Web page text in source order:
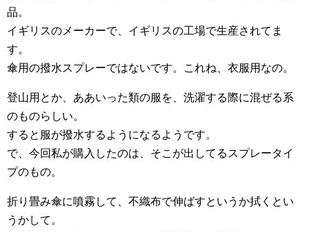
品。
イギリスのメーカーで、イギリスの工場で生産されてま
す。
傘用の撥水スプレーではないです。これね、衣服用なの。
登山用とか、ああいった類の服を、洗濯する際に混ぜる系
のものらしい。
すると服が撥水するようになるようです。
で、今回私が購入したのは、そこが出してるスプレータイ
プのもの。
折り畳み傘に噴霧して、不織布で伸ばすというか拭くとい
うかして。